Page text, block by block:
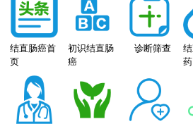
结直肠癌首
页
初识结直肠
癌
诊断筛查
药